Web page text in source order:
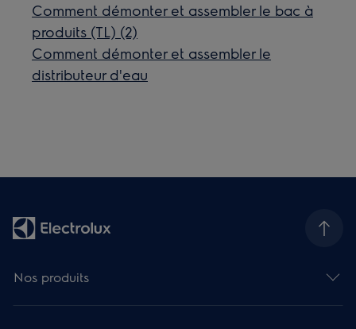
Comment démonter et assembler le bac à
produits (TL) (2)
Comment démonter et assembler le
distributeur d'eau
Nos produits